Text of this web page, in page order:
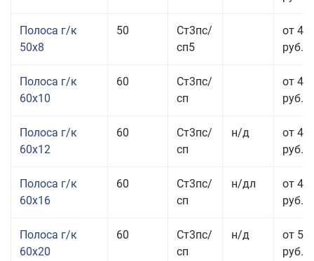
Полоса г/к
50x8
50
Ст3пс/
сп5
от 45
руб.
Полоса г/к
60x10
60
Ст3пс/
сп
от 41
руб.
Полоса г/к
60x12
60
Ст3пс/
сп
н/д
от 44
руб.
Полоса г/к
60x16
60
Ст3пс/
сп
н/дл
от 48
руб.
Полоса г/к
60x20
60
Ст3пс/
сп
н/д
от 53
руб.